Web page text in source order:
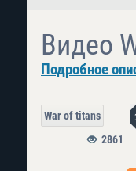
Видео
Подробное
War of titans
2861